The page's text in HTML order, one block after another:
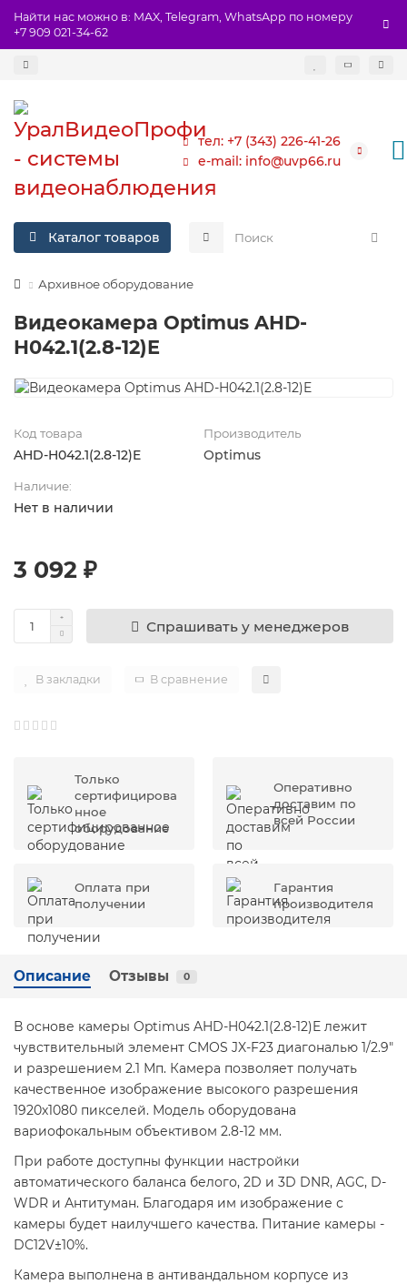
Найти нас можно в: MAX, Telegram, WhatsApp по номеру
+7 909 021-34-62
тел: +7 (343) 226-41-26
e-mail: info@uvp66.ru
Каталог товаров
Архивное оборудование
Видеокамера Optimus AHD-
H042.1(2.8-12)E
Код товара
AHD-H042.1(2.8-12)E
Производитель
Optimus
Наличие:
Нет в наличии
3 092 ₽
Спрашивать у менеджеров
В закладки В сравнение
Только
сертифицирова
нное
оборудование
Оперативно
доставим по
всей России
Оплата при
получении
Гарантия
производителя
Описание Отзывы 0
В основе камеры Optimus AHD-H042.1(2.8-12)E лежит
чувствительный элемент CMOS JX-F23 диагональю 1/2.9"
и разрешением 2.1 Мп. Камера позволяет получать
качественное изображение высокого разрешения
1920х1080 пикселей. Модель оборудована
вариофокальным объективом 2.8-12 мм.
При работе доступны функции настройки
автоматического баланса белого, 2D и 3D DNR, AGC, D-
WDR и Антитуман. Благодаря им изображение с
камеры будет наилучшего качества. Питание камеры -
DC12V±10%.
Камера выполнена в антивандальном корпусе из